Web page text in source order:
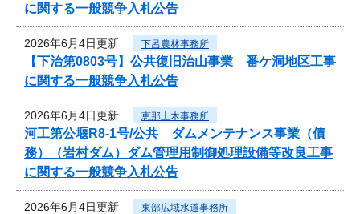
に関する一般競争入札公告
2026年6月4日更新 下呂農林事務所
【下治第0803号】公共復旧治山事業 番ケ洞地区工事
に関する一般競争入札公告
2026年6月4日更新 恵那土木事務所
河工第公堰R8-1号/公共 ダムメンテナンス事業（債
務）（岩村ダム）ダム管理用制御処理設備等改良工事
に関する一般競争入札公告
2026年6月4日更新 東部広域水道事務所